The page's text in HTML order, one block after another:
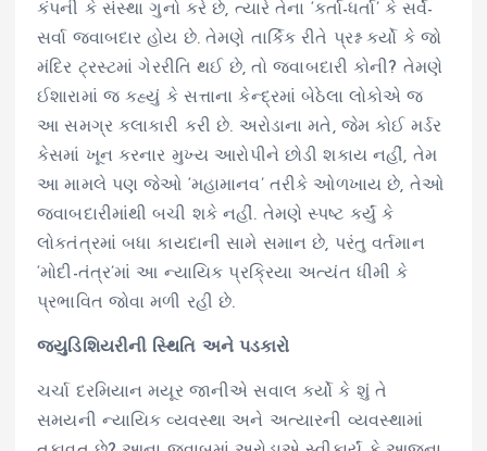
કંપની કે સંસ્થા ગુનો કરે છે, ત્યારે તેના ‘કર્તા-ધર્તા’ કે સર્વે-
સર્વા જવાબદાર હોય છે. તેમણે તાર્કિક રીતે પ્રશ્ન કર્યો કે જો
મંદિર ટ્રસ્ટમાં ગેરરીતિ થઈ છે, તો જવાબદારી કોની? તેમણે
ઈશારામાં જ કહ્યું કે સત્તાના કેન્દ્રમાં બેઠેલા લોકોએ જ
આ સમગ્ર કલાકારી કરી છે. અરોડાના મતે, જેમ કોઈ મર્ડર
કેસમાં ખૂન કરનાર મુખ્ય આરોપીને છોડી શકાય નહીં, તેમ
આ મામલે પણ જેઓ ‘મહામાનવ’ તરીકે ઓળખાય છે, તેઓ
જવાબદારીમાંથી બચી શકે નહીં. તેમણે સ્પષ્ટ કર્યું કે
લોકતંત્રમાં બધા કાયદાની સામે સમાન છે, પરંતુ વર્તમાન
‘મોદી-તંત્ર’માં આ ન્યાયિક પ્રક્રિયા અત્યંત ધીમી કે
પ્રભાવિત જોવા મળી રહી છે.
જ્યુડિશિયરીની સ્થિતિ અને પડકારો
ચર્ચા દરમિયાન મયૂર જાનીએ સવાલ કર્યો કે શું તે
સમયની ન્યાયિક વ્યવસ્થા અને અત્યારની વ્યવસ્થામાં